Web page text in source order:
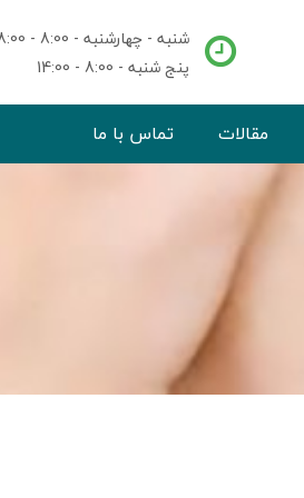
شنبه - چهارشنبه - 8:00 - 18:00
پنج شنبه - 8:00 - 14:00
مقالات تماس با ما